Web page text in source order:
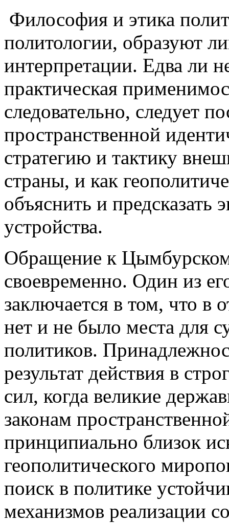
Философия и этика
политологии, образуют
интерпретации. Едва ли
практическая
следовательно, следует
пространственной
стратегию и тактику
страны, и как
объяснить и
устройства.
Обращение к
своевременно. Один из
заключается в том, что
нет и не было места для
политиков.
результат действия в
сил, когда великие
законам
принципиально близок
геополитического
поиск в политике
механизмов реализации